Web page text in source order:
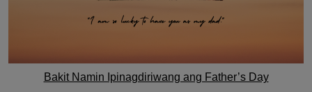
Bakit Namin Ipinagdiriwang ang Father’s Day